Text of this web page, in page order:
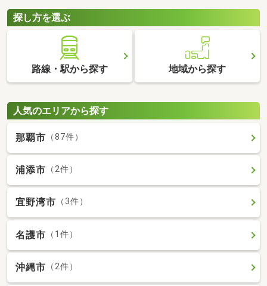
べて、気になるお部屋を見つけましょう。
探し方を選ぶ
路線・駅から探す 地域から探す
人気のエリアから探す
那覇市 （87件）
浦添市 （2件）
宜野湾市 （3件）
名護市 （1件）
沖縄市 （2件）